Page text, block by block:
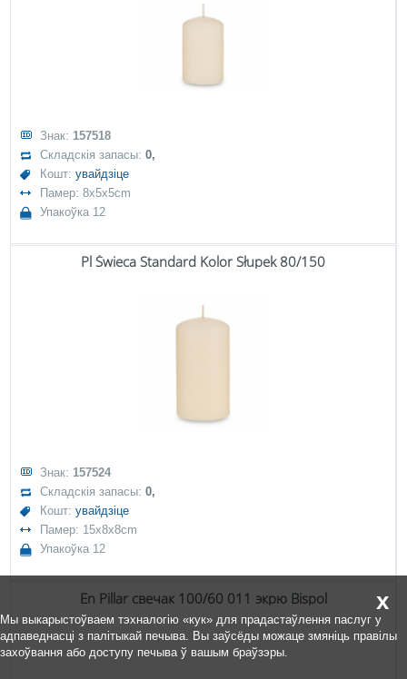
Знак: 157518
Складскія запасы:0,
Кошт:увайдзіце
Памер: 8x5x5cm
Упакоўка 12
Pl Świeca Standard Kolor Słupek 80/150
Знак: 157524
Складскія запасы:0,
Кошт:увайдзіце
Памер: 15x8x8cm
Упакоўка 12
En Pillar свечак 100/60 011 экрю Bispol x
Мы выкарыстоўваем тэхналогію «кук» для прадастаўлення паслуг у
адпаведнасці з палітыкай печыва. Вы заўсёды можаце змяніць правілы
захоўвання або доступу печыва ў вашым браўзэры.